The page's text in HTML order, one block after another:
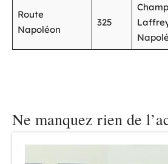
Route
Napoléon
325
Ne manquez rien de